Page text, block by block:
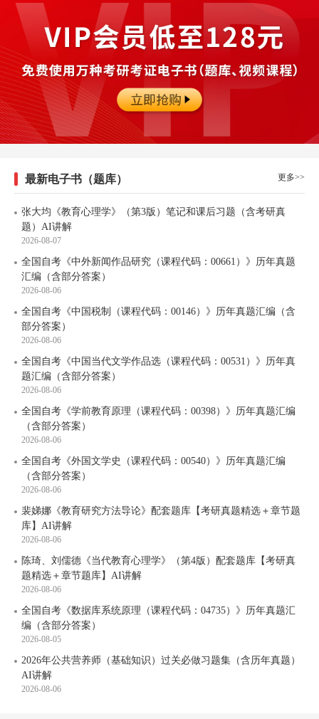
更多>>
最新电子书（题库）
张大均《教育心理学》（第3版）笔记和课后习题（含考研真
题）AI讲解
2026-08-07
全国自考《中外新闻作品研究（课程代码：00661）》历年真题
汇编（含部分答案）
2026-08-06
全国自考《中国税制（课程代码：00146）》历年真题汇编（含
部分答案）
2026-08-06
全国自考《中国当代文学作品选（课程代码：00531）》历年真
题汇编（含部分答案）
2026-08-06
全国自考《学前教育原理（课程代码：00398）》历年真题汇编
（含部分答案）
2026-08-06
全国自考《外国文学史（课程代码：00540）》历年真题汇编
（含部分答案）
2026-08-06
裴娣娜《教育研究方法导论》配套题库【考研真题精选＋章节题
库】AI讲解
2026-08-06
陈琦、刘儒德《当代教育心理学》（第4版）配套题库【考研真
题精选＋章节题库】AI讲解
2026-08-06
全国自考《数据库系统原理（课程代码：04735）》历年真题汇
编（含部分答案）
2026-08-05
2026年公共营养师（基础知识）过关必做习题集（含历年真题）
AI讲解
2026-08-06